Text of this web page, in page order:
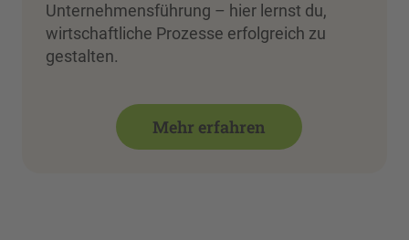
Unternehmensführung – hier lernst du,
wirtschaftliche Prozesse erfolgreich zu
gestalten.
Mehr erfahren